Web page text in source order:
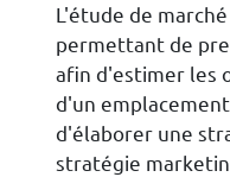
L'étude de
permettant de
afin d'estimer les
d'un
d'élaborer une
stratégie